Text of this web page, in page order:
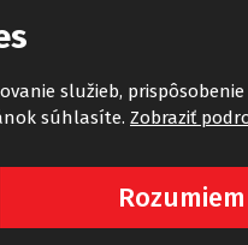
TAHITI-M
služieb,
súhlasíte. Zobraziť
Rozumiem